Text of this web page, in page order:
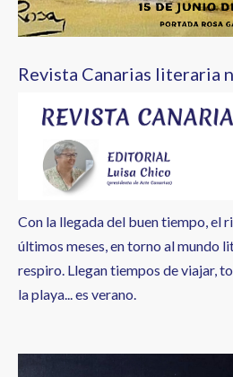
Revista Canarias literaria
Con la llegada del buen tiempo, el
últimos meses, en torno al mundo
respiro. Llegan tiempos de viajar,
la playa... es verano.